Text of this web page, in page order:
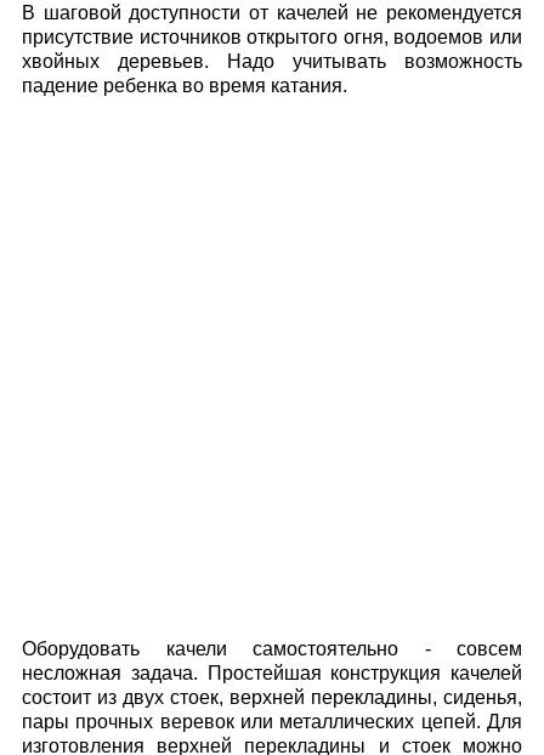
В шаговой доступности от качелей не рекомендуется
присутствие источников открытого огня, водоемов или
хвойных деревьев. Надо учитывать возможность
падение ребенка во время катания.
Оборудовать качели самостоятельно - совсем
несложная задача. Простейшая конструкция качелей
состоит из двух стоек, верхней перекладины, сиденья,
пары прочных веревок или металлических цепей. Для
изготовления верхней перекладины и стоек можно